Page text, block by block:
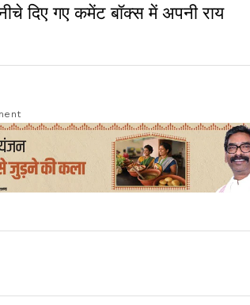
दिए गए कमेंट बॉक्स में अपनी राय